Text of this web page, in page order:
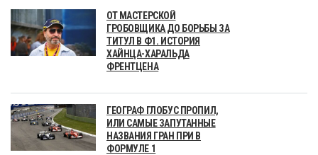
ОТ МАСТЕРСКОЙ
ГРОБОВЩИКА ДО БОРЬБЫ ЗА
ТИТУЛ В Ф1. ИСТОРИЯ
ХАЙНЦА-ХАРАЛЬДА
ФРЕНТЦЕНА
ГЕОГРАФ ГЛОБУС ПРОПИЛ,
ИЛИ САМЫЕ ЗАПУТАННЫЕ
НАЗВАНИЯ ГРАН ПРИ В
ФОРМУЛЕ 1